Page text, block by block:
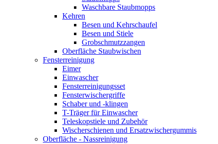
Waschbare Staubmopps
Kehren
Besen und Kehrschaufel
Besen und Stiele
Grobschmutzzangen
Oberfläche Staubwischen
Fensterreinigung
Eimer
Einwascher
Fensterreinigungsset
Fensterwischergriffe
Schaber und -klingen
T-Träger für Einwascher
Teleskopstiele und Zubehör
Wischerschienen und Ersatzwischergummis
Oberfläche - Nassreinigung